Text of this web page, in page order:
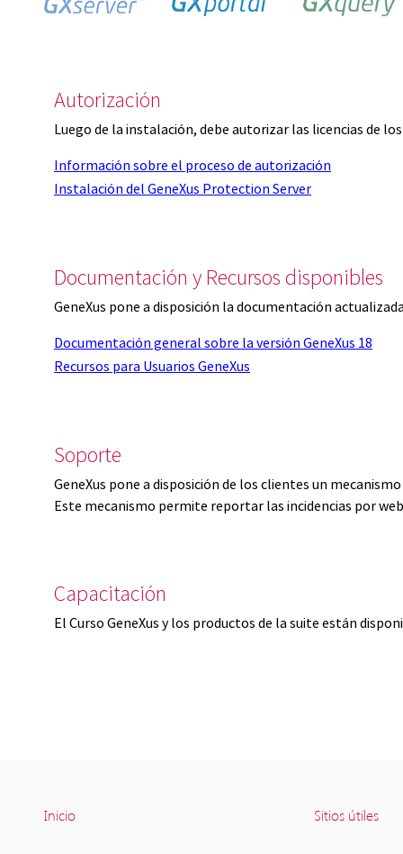
Autorización
Luego de la instalación, debe autorizar las licencias de
Información sobre el proceso de autorización
Instalación del GeneXus Protection Server
Documentación y Recursos disponibles
GeneXus pone a disposición la documentación
Documentación general sobre la versión GeneXus 18
Recursos para Usuarios GeneXus
Soporte
GeneXus pone a disposición de los clientes un
Este mecanismo permite reportar las incidencias por
Capacitación
El Curso GeneXus y los productos de la suite están
Inicio Sitios útiles